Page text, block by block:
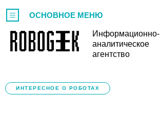
Информационно-
аналитическое
агентство
ОСНОВНОЕ МЕНЮ
ИНТЕРЕСНОЕ О РОБОТАХ